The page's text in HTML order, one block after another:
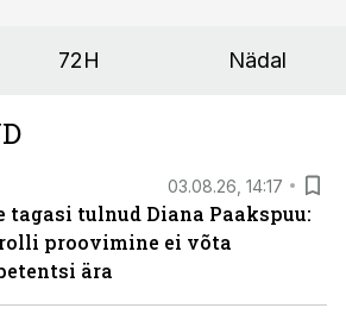
72H Nädal
03.08.26, 14:17
tagasi tulnud Diana Paakspuu:
proovimine ei võta
ära